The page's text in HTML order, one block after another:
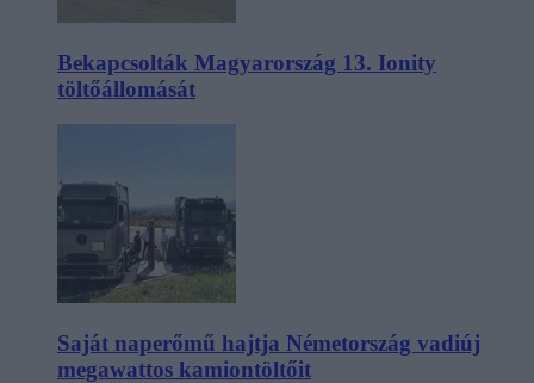
Bekapcsolták Magyarország 13. Ionity
töltőállomását
Saját naperőmű hajtja Németország vadiúj
megawattos kamiontöltőit